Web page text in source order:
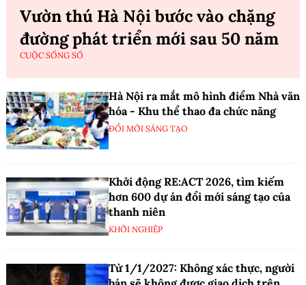
Vườn thú Hà Nội bước vào chặng
đường phát triển mới sau 50 năm
CUỘC SỐNG SỐ
Hà Nội ra mắt mô hình điểm Nhà văn
hóa - Khu thể thao đa chức năng
ĐỔI MỚI SÁNG TẠO
Khởi động RE:ACT 2026, tìm kiếm
hơn 600 dự án đổi mới sáng tạo của
thanh niên
KHỞI NGHIỆP
Từ 1/1/2027: Không xác thực, người